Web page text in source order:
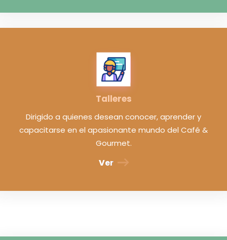
Talleres
Dirigido a quienes desean conocer, aprender y
capacitarse en el apasionante mundo del Café &
Gourmet.
Ver